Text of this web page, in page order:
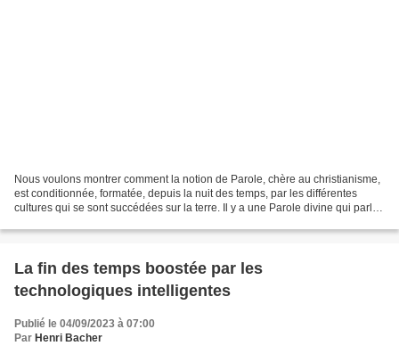
Nous voulons montrer comment la notion de Parole, chère au christianisme,
est conditionnée, formatée, depuis la nuit des temps, par les différentes
cultures qui se sont succédées sur la terre. Il y a une Parole divine qui parle
La fin des temps boostée par les
technologiques intelligentes
Publié le 04/09/2023 à 07:00
Par Henri Bacher